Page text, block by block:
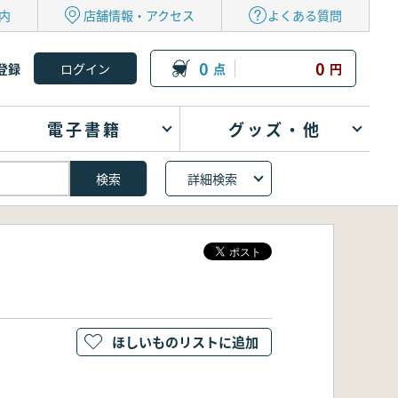
店舗情報・アクセス よくある質問
録 0 点 0 円
電子書籍 グッズ・他
詳細検索
ほしいものリストに追加